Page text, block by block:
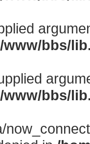
www/bbs/
www/bbs/